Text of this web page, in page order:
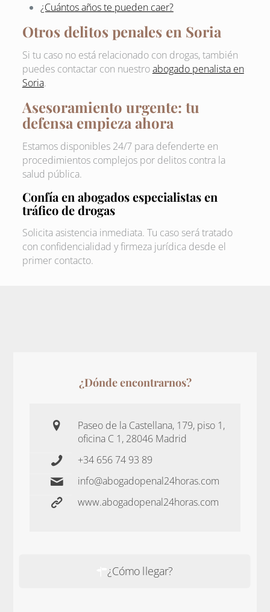
¿Cuántos años te pueden caer?
Otros delitos penales en Soria
Si tu caso no está relacionado con drogas, también
puedes contactar con nuestroabogado penalista en
Soria.
Asesoramiento urgente: tu
defensa empieza ahora
Estamos disponibles 24/7 para defenderte en
procedimientos complejos por delitos contra la
salud pública.
Confía en abogados especialistas en
tráfico de drogas
Solicita asistencia inmediata. Tu caso será tratado
con confidencialidad y firmeza jurídica desde el
primer contacto.
¿Dónde encontrarnos?
Paseo de la Castellana, 179, piso 1,
oficina C 1, 28046 Madrid
+34 656 74 93 89
info@abogadopenal24horas.com
www.abogadopenal24horas.com
¿Cómo llegar?